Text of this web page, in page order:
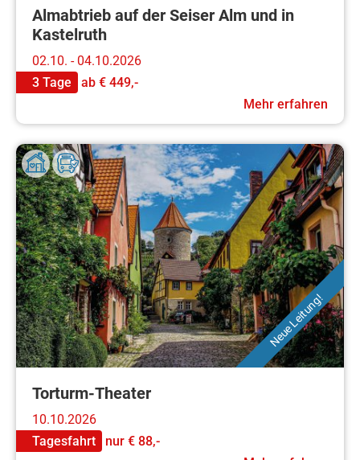
Almabtrieb auf der Seiser Alm und in
Kastelruth
02.10. - 04.10.2026
3 Tage
ab € 449,-
Mehr erfahren
Neue Leitung!
Torturm-Theater
10.10.2026
Tagesfahrt
nur € 88,-